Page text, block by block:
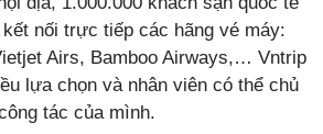
nối trực tiếp các hãng vé máy:
Airs, Bamboo Airways,… Vntrip
lựa chọn và nhân viên có thể chủ
tác của mình.